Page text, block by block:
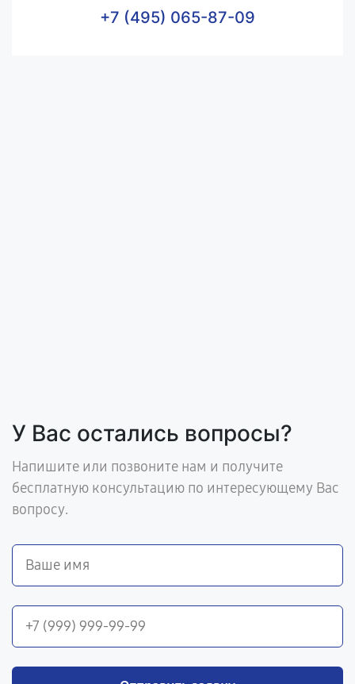
+7 (495) 065-87-09
У Вас остались вопросы?
Напишите или позвоните нам и получите
бесплатную консультацию по интересующему Вас
вопросу.